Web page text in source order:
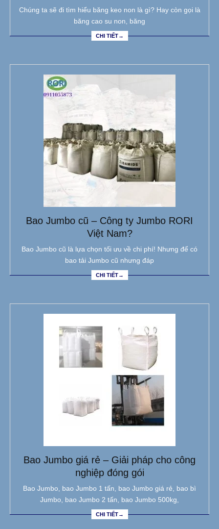
Chúng ta sẽ đi tìm hiểu băng keo non là gì? Hay còn gọi là
băng cao su non, băng
CHI TIẾT→
Bao Jumbo cũ – Công ty Jumbo RORI
Việt Nam?
Bao Jumbo cũ là lựa chọn tối ưu về chi phí! Nhưng để có
bao tải Jumbo cũ nhưng đáp
CHI TIẾT→
Bao Jumbo giá rẻ – Giải pháp cho công
nghiệp đóng gói
Bao Jumbo, bao Jumbo 1 tấn, bao Jumbo giá rẻ, bao bì
Jumbo, bao Jumbo 2 tấn, bao Jumbo 500kg,
CHI TIẾT→